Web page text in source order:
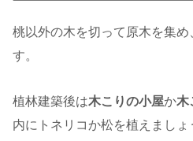
桃以外の木を切って原木を集め
す。
植林建築後は木こりの小屋か木
内にトネリコか松を植えましょ